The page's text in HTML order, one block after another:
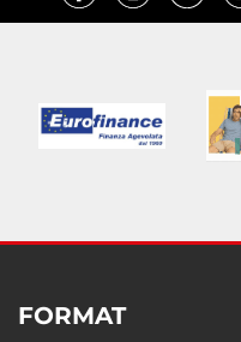
FORMAT